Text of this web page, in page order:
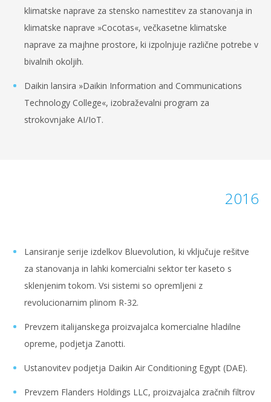
klimatske naprave za stensko namestitev za stanovanja in
klimatske naprave »Cocotas«, večkasetne klimatske
naprave za majhne prostore, ki izpolnjuje različne potrebe v
bivalnih okoljih.
Daikin lansira »Daikin Information and Communications
Technology College«, izobraževalni program za
strokovnjake AI/IoT.
2016
Lansiranje serije izdelkov Bluevolution, ki vključuje rešitve
za stanovanja in lahki komercialni sektor ter kaseto s
sklenjenim tokom. Vsi sistemi so opremljeni z
revolucionarnim plinom R-32.
Prevzem italijanskega proizvajalca komercialne hladilne
opreme, podjetja Zanotti.
Ustanovitev podjetja Daikin Air Conditioning Egypt (DAE).
Prevzem Flanders Holdings LLC, proizvajalca zračnih filtrov